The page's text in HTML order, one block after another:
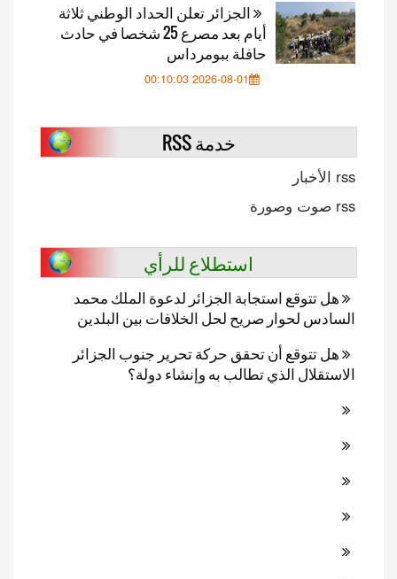
الجزائر تعلن الحداد الوطني ثلاثة
أيام بعد مصرع 25 شخصا في حادث
حافلة ببومرداس
2026-08-01 00:10:03
خدمة RSS
rss الأخبار
rss صوت وصورة
استطلاع للرأي
هل تتوقع استجابة الجزائر لدعوة الملك محمد
السادس لحوار صريح لحل الخلافات بين البلدين
هل تتوقع أن تحقق حركة تحرير جنوب الجزائر
الاستقلال الذي تطالب به وإنشاء دولة؟